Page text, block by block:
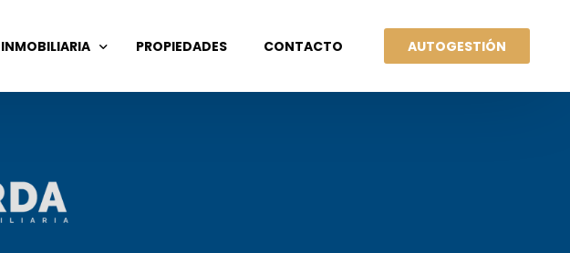
INMOBILIARIA
ADMINISTRACIÓN DE ALQUILERES
VENTA DE PROPIEDADES
PROPIEDADES CONTACTO AUTOGESTIÓN